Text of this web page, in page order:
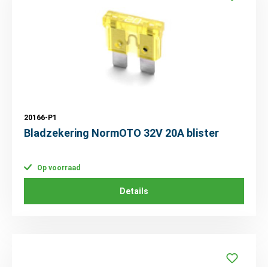
20166-P1
Bladzekering NormOTO 32V 20A blister
Op voorraad
Details